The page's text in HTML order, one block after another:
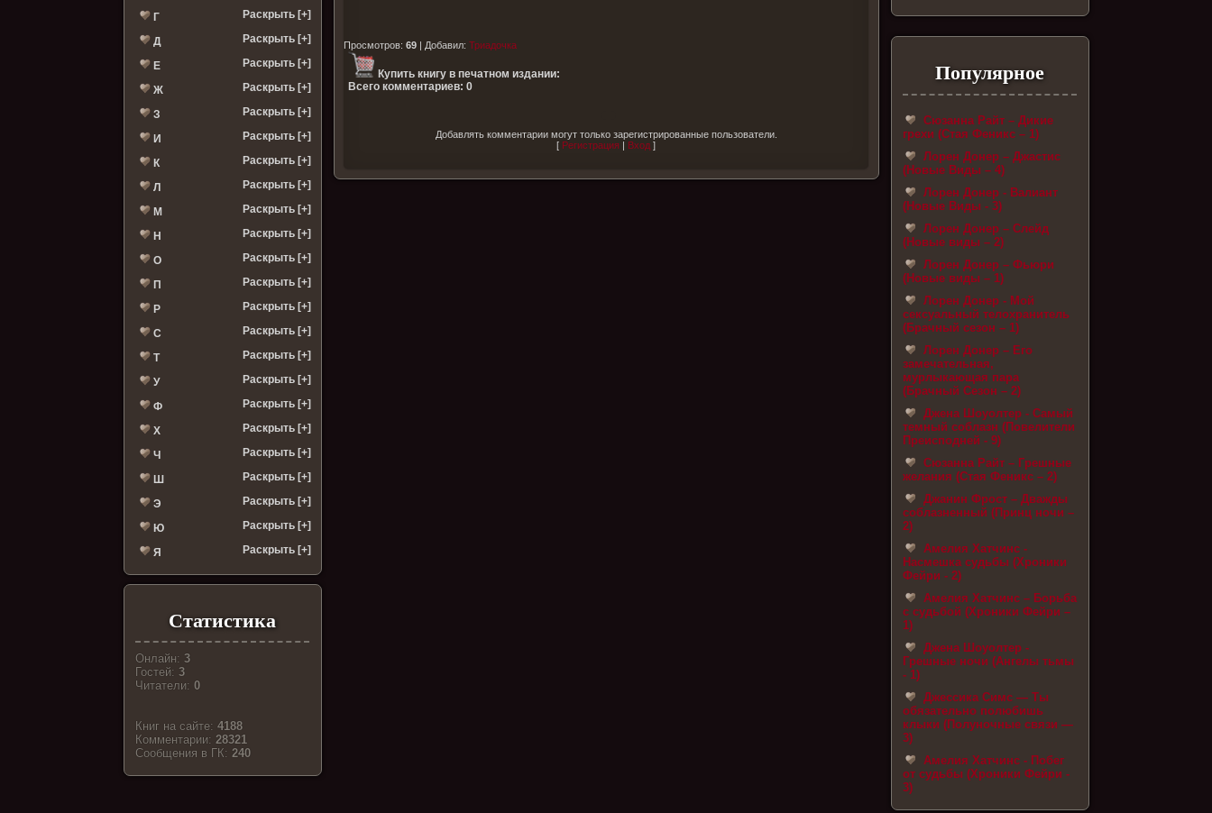
Г Раскрыть [+]
Д Раскрыть [+]
Е Раскрыть [+]
Ж Раскрыть [+]
З Раскрыть [+]
И Раскрыть [+]
К Раскрыть [+]
Л Раскрыть [+]
М Раскрыть [+]
Н Раскрыть [+]
О Раскрыть [+]
П Раскрыть [+]
Р Раскрыть [+]
С Раскрыть [+]
Т Раскрыть [+]
У Раскрыть [+]
Ф Раскрыть [+]
Х Раскрыть [+]
Ч Раскрыть [+]
Ш Раскрыть [+]
Э Раскрыть [+]
Ю Раскрыть [+]
Я Раскрыть [+]
Статистика
Онлайн: 3
Гостей: 3
Читатели: 0
Книг на сайте: 4188
Комментарии: 28321
Cообщения в ГК: 240
Просмотров: 69| Добавил: Триадочка
Купить книгу в печатном издании:
Всего комментариев: 0
Добавлять комментарии могут только зарегистрированные пользователи.
[ Регистрация Вход ]
Популярное
Сюзанна Райт – Дикие
грехи (Стая Феникс – 1)
Лорен Донер – Джастис
(Новые Виды – 4)
Лорен Донер - Валиант
(Новые Виды - 3)
Лорен Донер – Слейд
(Новые виды – 2)
Лорен Донер – Фьюри
(Новые виды – 1)
Лорен Донер - Мой
сексуальный телохранитель
(Брачный сезон – 1)
Лорен Донер – Его
замечательная,
мурлыкающая пара
(Брачный Сезон – 2)
Джена Шоуолтер - Самый
темный соблазн (Повелители
Преисподней - 9)
Сюзанна Райт – Грешные
желания (Стая Феникс – 2)
Джанин Фрост – Дважды
соблазненный (Принц ночи –
2)
Амелия Хатчинс -
Насмешка судьбы (Хроники
Фейри - 2)
Амелия Хатчинс – Борьба
с судьбой (Хроники Фейри –
1)
Джена Шоуолтер -
Грешные ночи (Ангелы тьмы
- 1)
Джессика Симс — Ты
обязательно полюбишь
клыки (Полуночные связи —
3)
Амелия Хатчинс - Побег
от судьбы (Хроники Фейри -
3)